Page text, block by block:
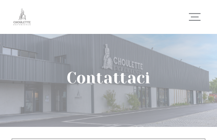
Personalizzazione delle tue scelte sui cookie
Contattaci